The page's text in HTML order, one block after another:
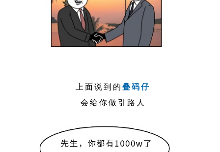
上面说到的叠码仔
会给你做引路人